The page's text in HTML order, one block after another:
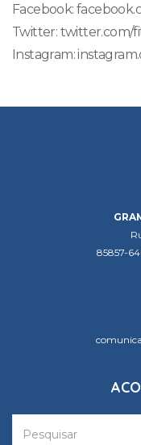
Facebook:
Twitter: twitter.com/
Instagram:
85857-